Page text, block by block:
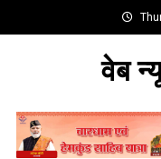
to
वेब